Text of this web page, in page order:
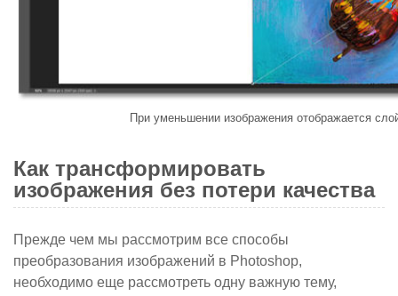
При уменьшении изображения отображается
Как трансформировать
изображения без потери качества
Прежде чем мы рассмотрим все способы
преобразования изображений в Photoshop,
необходимо еще рассмотреть одну важную тему,